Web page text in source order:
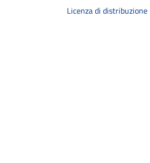
Licenza di distribuzione